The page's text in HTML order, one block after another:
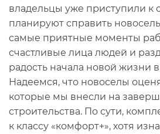
владельцы уже приступили к
планируют справить
самые приятные моменты
счастливые лица людей и
радость начала новой жизни
Надеемся, что новоселы
которые мы внесли на
строительства. По сути,
к классу «комфорт+», хотя